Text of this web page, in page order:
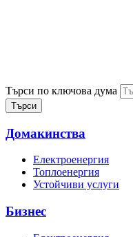
Търси по ключова дума
Домакинства
Електроенергия
Топлоенергия
Устойчиви услуги
Бизнес